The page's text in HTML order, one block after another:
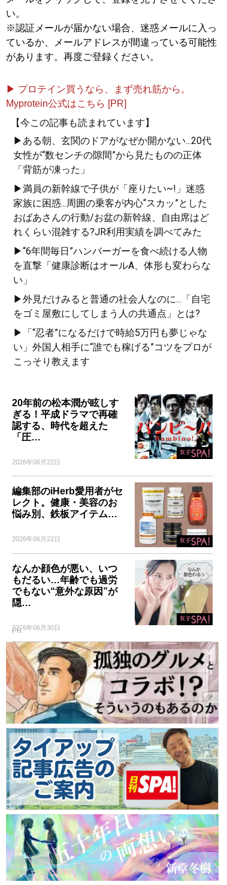
い。
※認証メールが届かない場合、迷惑メールに入っ
ているか、メールアドレスが間違っている可能性
があります。再度ご登録ください。
▶ プロテイン買うなら、まず売れ筋から。
Myprotein公式はこちら [PR]
【今この記事も読まれています】
▶ある朝、玄関のドアがなぜか開かない...20代
女性が“数センチの隙間”から見たものの正体
「背筋が凍った」
▶満員の新幹線で子供が「座りたい~!」迷惑
家族に困惑...周囲の乗客が内心“スカッ”とした
おばあさんの行動/お盆の新幹線、自由席はど
れくらい混雑する?JR利用実績を調べてみた
▶“6年間毎日”ハンバーガーを食べ続ける人物
を直撃「健康診断はオールA、体形も変わらな
い」
▶外見だけみると普通の社会人なのに...「自宅
をゴミ屋敷にしてしまう人の共通点」とは?
▶「“忍者”になるだけで時給5万円も夢じゃな
い」外国人相手に“誰でも稼げる”コツをプロが
こっそり教えます
20年前の松本潤が眩しす
ぎる！平成ドラマで再確
認する、時代を超えた
「圧…
2026年06月22日
編集部のiHerb愛用者がセ
レクト。健康・美容のお
悩み別、鉄板アイテム…
2026年06月22日
なんか顔色が悪い、いつ
もだるい…年齢でも過労
でもない“意外な原因”が
隠…
2026年06月30日
PR